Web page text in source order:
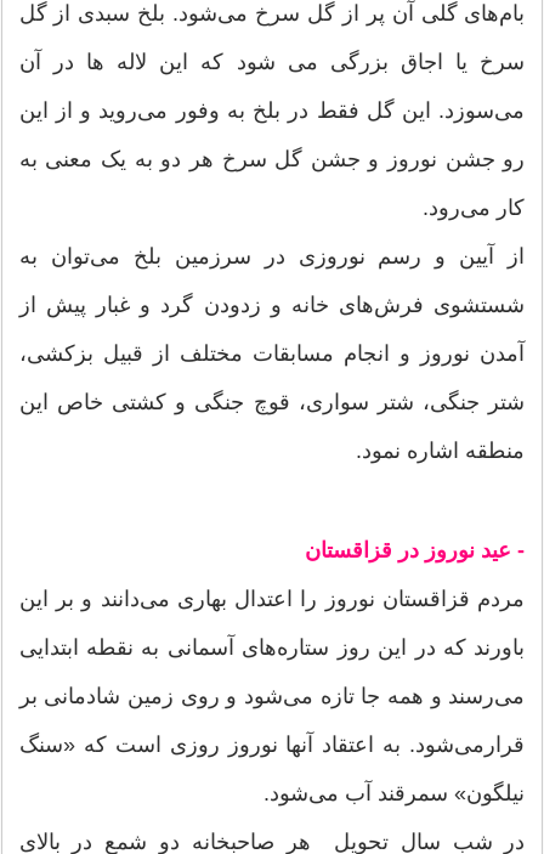
بام‌های گلی آن پر از گل سرخ می‌شود. بلخ سبدی از گل
سرخ یا اجاق بزرگی می شود که این لاله ها در آن
می‌‌سوزد. این گل فقط در بلخ به وفور می‌‌روید و از این
رو جشن نوروز و جشن گل سرخ هر دو به یک معنی به
کار می‌رود.
از آیین و رسم نوروزی در سرزمین بلخ می‌توان به
شستشوی فرش‌های خانه و زدودن گرد و غبار پیش از
آمدن نوروز و انجام مسابقات مختلف از قبیل بزکشی،
شتر جنگی، شتر سواری، قوچ جنگی و کشتی خاص این
منطقه اشاره نمود.
- عید نوروز در قزاقستان
مردم قزاقستان نوروز را اعتدال بهاری می‌‌دانند و بر این
باورند که در این روز ستاره‌های آسمانی به نقطه ابتدایی
می‌‌رسند و همه جا تازه می‌شود و روی زمین شادمانی بر
قرارمی‌شود. به اعتقاد آنها نوروز روزی است که «سنگ
نیلگون» سمرقند آب می‌شود.
در شب سال تحویل هر صاحبخانه دو شمع در بالای